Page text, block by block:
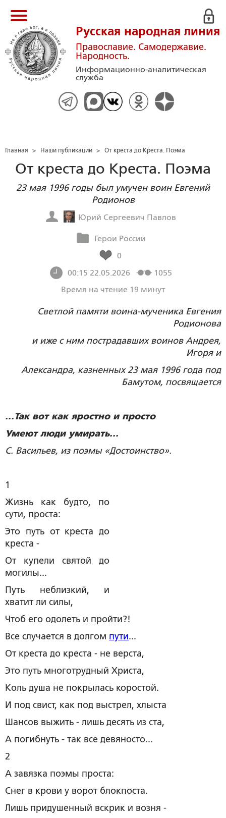
Русская народная линия
Православие. Самодержавие.
Народность.
Информационно-аналитическая
служба
Главная > Наши публикации > От креста до Креста. Поэма
От креста до Креста. Поэма
23 мая 1996 годы был умучен воин Евгений
Родионов
Юрий Сергеевич Павлов
Герои России
0
00:15 22.05.2026
1055
Время на чтение 19 минут
Светлой памяти воина-мученика Евгения
Родионова
и иже с ним пострадавших воинов Андрея,
Игоря и
Александра, казненных 23 мая 1996 года под
Бамутом, посвящается
...Так вот как яростно и просто
Умеют люди умирать...
С. Васильев, из поэмы «Достоинство».
1
Жизнь как будто, по
сути, проста:
Это путь от креста до
креста -
От купели святой до
могилы...
Путь неблизкий, и
хватит ли силы,
Чтоб его одолеть и пройти?!
Все случается в долгом пути...
От креста до креста - не верста,
Это путь многотрудный Христа,
Коль душа не покрылась коростой.
И под свист, как под выстрел, хлыста
Шансов выжить - лишь десять из ста,
А погибнуть - так все девяносто...
2
А завязка поэмы проста:
Снег в крови у ворот блокпоста.
Лишь придушенный вскрик и возня -